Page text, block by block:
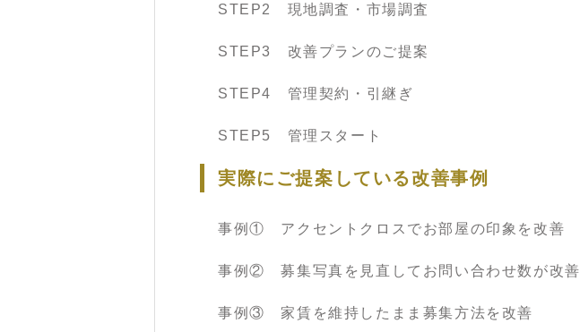
STEP2 現地調査・市場調査
STEP3 改善プランのご提案
STEP4 管理契約・引継ぎ
STEP5 管理スタート
実際にご提案している改善事例
事例① アクセントクロスでお部屋の印象を改善
事例② 募集写真を見直してお問い合わせ数が改善
事例③ 家賃を維持したまま募集方法を改善